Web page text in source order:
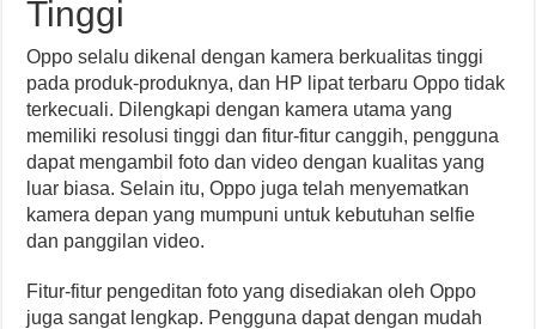
Tinggi
Oppo selalu dikenal dengan kamera berkualitas tinggi
pada produk-produknya, dan HP lipat terbaru Oppo tidak
terkecuali. Dilengkapi dengan kamera utama yang
memiliki resolusi tinggi dan fitur-fitur canggih, pengguna
dapat mengambil foto dan video dengan kualitas yang
luar biasa. Selain itu, Oppo juga telah menyematkan
kamera depan yang mumpuni untuk kebutuhan selfie
dan panggilan video.
Fitur-fitur pengeditan foto yang disediakan oleh Oppo
juga sangat lengkap. Pengguna dapat dengan mudah